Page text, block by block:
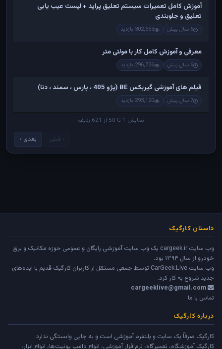
آموزش کامل تعمیرات سیستم تعلیق پراید + لیست عیب یابی
تعلیق و جلوبندی
6 سال پیش 302,553 بازدید
معرفی و آموزش کامل کار با مولتی متر
6 سال پیش 296,726 بازدید
فیلم های آموزشی گیربکس BE (پژو 405 ، پارس ، سمند ، دنا)
7 سال پیش 293,120 بازدید
نمایش 1 تا 50 از 621 ردیف
‹ قبلی بعدی ›
داستان کارگیک
وب سایت cargeek.ir یک وب سایت آموزشی رایگان و عمومی حوزه مکانیک و برق
خودرو از سال ۱۳۹۴ بود.
وب سایت CarGeek.Live توسط جمعی مستقل از کاربران کارگیک قدیم با ایده‌های
جدید شروع به کار کرد.
cargeeklive@gmail.com
تماس با ما
درباره کارگیک
کارگیک صرفاً یک سایت و پلتفرم آموزشی است و به جایی وابستگی ندارد.
کارگیک آموزشگاه، تعمیرگاه، نرم‌افزار آموزشی، انواع دامپ یونیت‌ها، انواع ابزار،